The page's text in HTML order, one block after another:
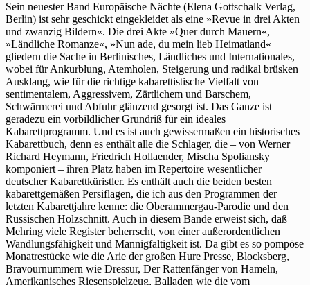
Sein neuester Band Europäische Nächte (Elena Gottschalk Verlag,
Berlin) ist sehr geschickt eingekleidet als eine »Revue in drei Akten
und zwanzig Bildern«. Die drei Akte »Quer durch Mauern«,
»Ländliche Romanze«, »Nun ade, du mein lieb Heimatland«
gliedern die Sache in Berlinisches, Ländliches und Internationales,
wobei für Ankurblung, Atemholen, Steigerung und radikal brüsken
Ausklang, wie für die richtige kabarettistische Vielfalt von
sentimentalem, Aggressivem, Zärtlichem und Barschem,
Schwärmerei und Abfuhr glänzend gesorgt ist. Das Ganze ist
geradezu ein vorbildlicher Grundriß für ein ideales
Kabarettprogramm. Und es ist auch gewissermaßen ein historisches
Kabarettbuch, denn es enthält alle die Schlager, die – von Werner
Richard Heymann, Friedrich Hollaender, Mischa Spoliansky
komponiert – ihren Platz haben im Repertoire wesentlicher
deutscher Kabarettküristler. Es enthält auch die beiden besten
kabarettgemäßen Persiflagen, die ich aus den Programmen der
letzten Kabarettjahre kenne: die Oberammergau-Parodie und den
Russischen Holzschnitt. Auch in diesem Bande erweist sich, daß
Mehring viele Register beherrscht, von einer außerordentlichen
Wandlungsfähigkeit und Mannigfaltigkeit ist. Da gibt es so pompöse
Monatrestücke wie die Arie der großen Hure Presse, Blocksberg,
Bravournummern wie Dressur, Der Rattenfänger von Hameln,
Amerikanisches Riesenspielzeug, Balladen wie die vom